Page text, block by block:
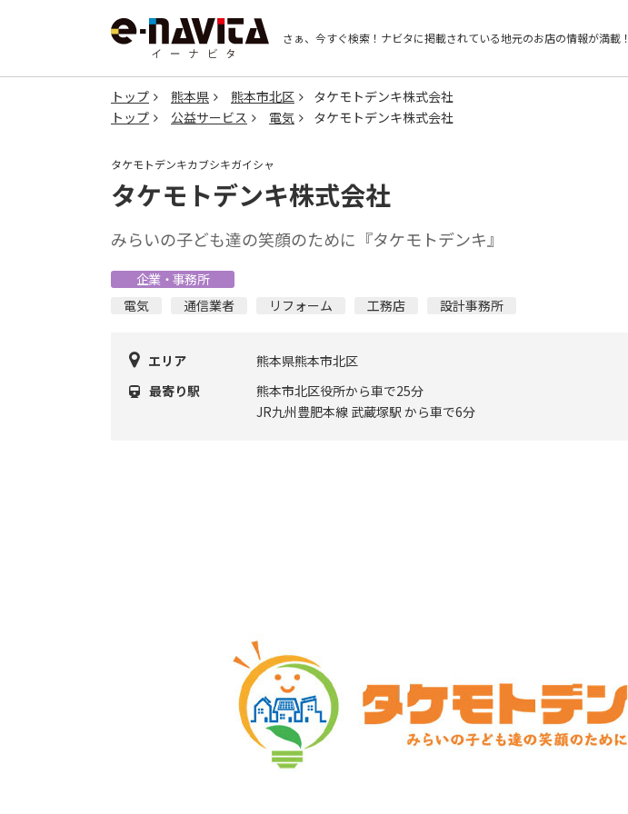
さぁ、今すぐ検索！ ナビタに掲載されている地元のお店の情報が満載！
トップ 熊本県 熊本市北区
タケモトデンキ株式会社
トップ
公益サービス 電気 タケモトデンキ株式会社
タケモトデンキカブシキガイシャ
タケモトデンキ株式会社
みらいの子ども達の笑顔のために『タケモトデンキ』
企業・事務所
電気
通信業者 リフォーム 工務店 設計事務所
エリア
熊本県熊本市北区
最寄り駅
熊本市北区役所から車で25分
JR九州豊肥本線 武蔵塚駅 から車で6分